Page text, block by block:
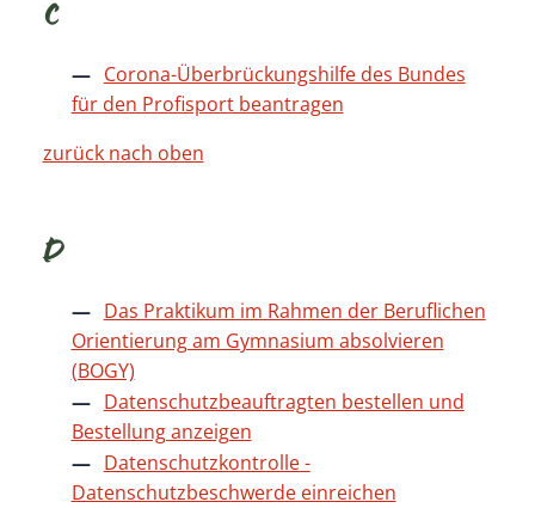
C
Corona-Überbrückungshilfe des Bundes
für den Profisport beantragen
zurück nach oben
D
Das Praktikum im Rahmen der Beruflichen
Orientierung am Gymnasium absolvieren
(BOGY)
Datenschutzbeauftragten bestellen und
Bestellung anzeigen
Datenschutzkontrolle -
Datenschutzbeschwerde einreichen